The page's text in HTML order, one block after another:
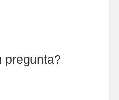
pregunta?